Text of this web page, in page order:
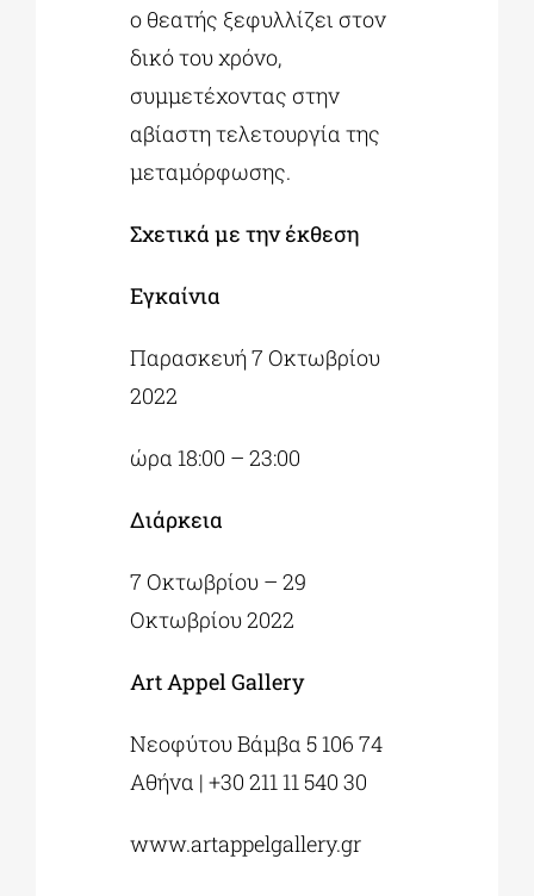
ο θεατής ξεφυλλίζει στον
δικό του χρόνο,
συμμετέχοντας στην
αβίαστη τελετουργία της
μεταμόρφωσης.
Σχετικά με την έκθεση
Εγκαίνια
Παρασκευή 7 Οκτωβρίου
2022
ώρα 18:00 – 23:00
Διάρκεια
7 Οκτωβρίου – 29
Οκτωβρίου 2022
Art Appel Gallery
Νεοφύτου Βάμβα 5 106 74
Αθήνα | +30 211 11 540 30
www.artappelgallery.gr